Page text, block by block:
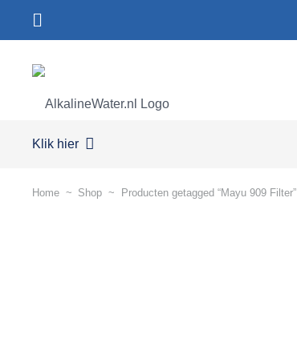
Klik hier
Home ~ Shop ~ Producten getagged “Mayu 909 Filter”